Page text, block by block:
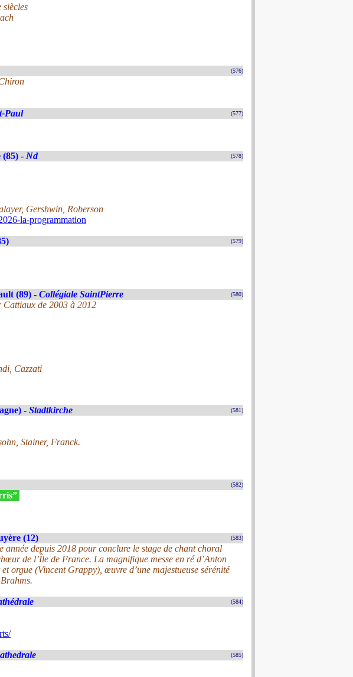
siècles
(576)
Paul (577)
(85) - Nd (578)
Gershwin, Roberson
la-programmation
(579)
(89) - Collégiale SaintPierre (580)
Cattiaux de 2003 à 2012
Cazzati
- Stadtkirche (581)
Stainer, Franck.
(582)
(12) (583)
depuis 2018 pour conclure le stage de chant choral
de l’Île de France. La magnifique messe en ré d’Anton
orgue (Vincent Grappy), œuvre d’une majestueuse sérénité
(584)
(585)